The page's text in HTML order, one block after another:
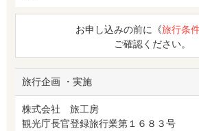
お申し込みの前に《旅行条
ご確認ください。
旅行企画 ・実施
株式会社 旅工房
観光庁長官登録旅行業第１６８３号